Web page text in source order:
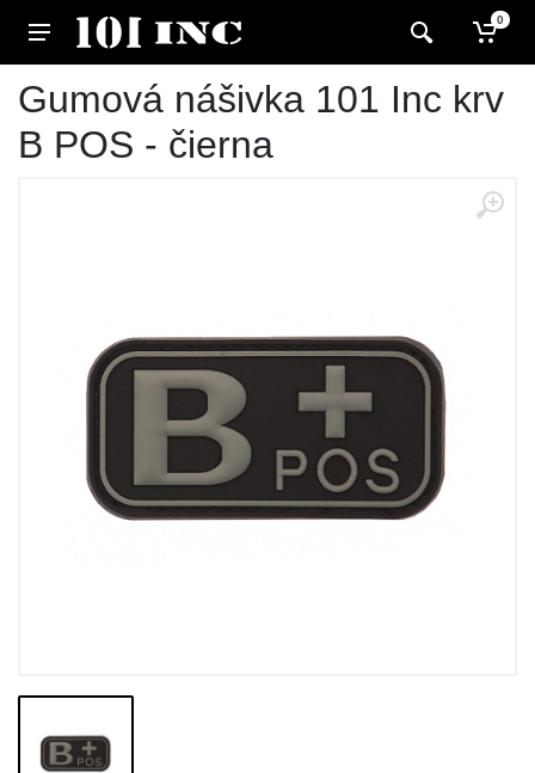
0
Gumová nášivka 101 Inc krv
B POS - čierna